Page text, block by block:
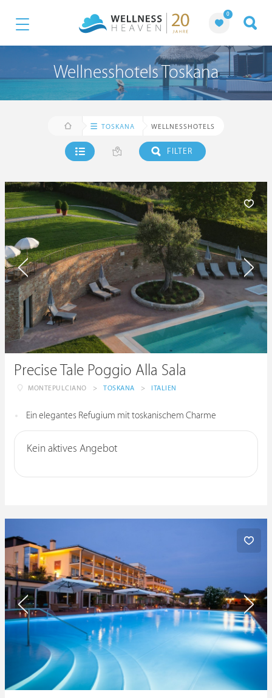
0
Wellnesshotels Toskana
TOSKANA WELLNESSHOTELS
FILTER
Precise Tale Poggio Alla Sala
MONTEPULCIANO > TOSKANA > ITALIEN
Ein elegantes Refugium mit toskanischem Charme
Kein aktives Angebot